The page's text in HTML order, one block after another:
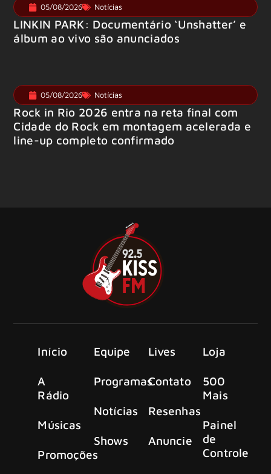
05/08/2026 Notícias
LINKIN PARK: Documentário ‘Unshatter’ e
álbum ao vivo são anunciados
05/08/2026 Notícias
Rock in Rio 2026 entra na reta final com
Cidade do Rock em montagem acelerada e
line-up completo confirmado
Início
A
Rádio
Músicas
Promoções
Equipe
Programas
Notícias
Shows
Lives
Contato
Resenhas
Anuncie
Loja
500
Mais
Painel
de
Controle